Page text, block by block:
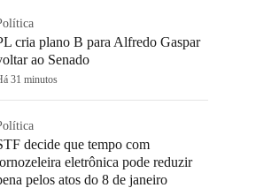
cria plano B para Alfredo Gaspar
ao Senado
31 minutos
decide que tempo com
eletrônica pode reduzir
pelos atos do 8 de janeiro